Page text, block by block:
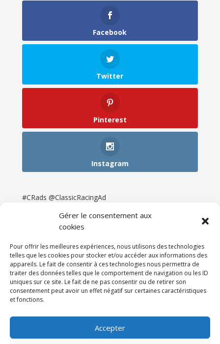
Gérer le consentement aux
cookies
Pour offrir les meilleures expériences, nous utilisons des technologies
telles que les cookies pour stocker et/ou accéder aux informations des
appareils. Le fait de consentir à ces technologies nous permettra de
traiter des données telles que le comportement de navigation ou les ID
uniques sur ce site. Le fait de ne pas consentir ou de retirer son
consentement peut avoir un effet négatif sur certaines caractéristiques
et fonctions.
Accepter
Facebook
Twitter
Pinterest
Instagram
#CRads @ClassicRacingAd
Newsletter & Presse
Partenaires
Tarifs
Espace Client